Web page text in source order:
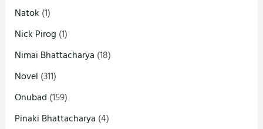
Natok (1)
Nick Pirog (1)
Nimai Bhattacharya (18)
Novel (311)
Onubad (159)
Pinaki Bhattacharya (4)